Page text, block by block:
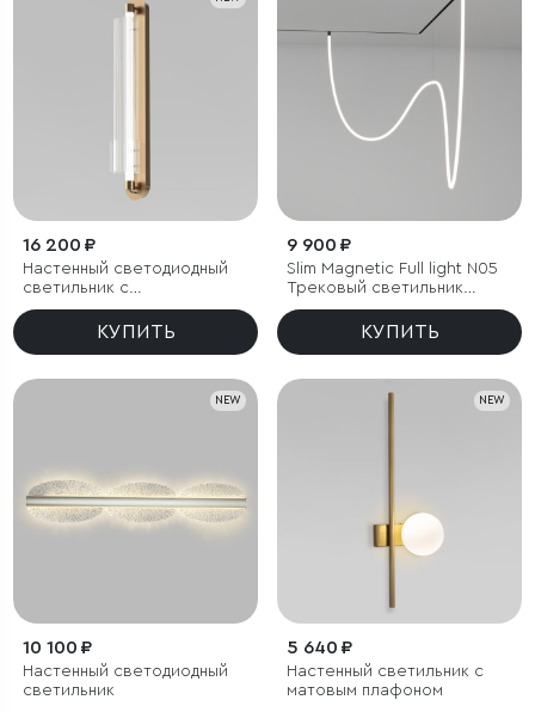
16 200 ₽
Настенный светодиодный
светильник с
регулировкой цветовой
температурыКУПИТЬ
9 900 ₽
Slim Magnetic Full light N05
Трековый светильник
100W 4200K 85028/01
КУПИТЬ
NEW
10 100 ₽
Настенный светодиодный
светильник
NEW
5 640 ₽
Настенный светильник с
матовым плафоном